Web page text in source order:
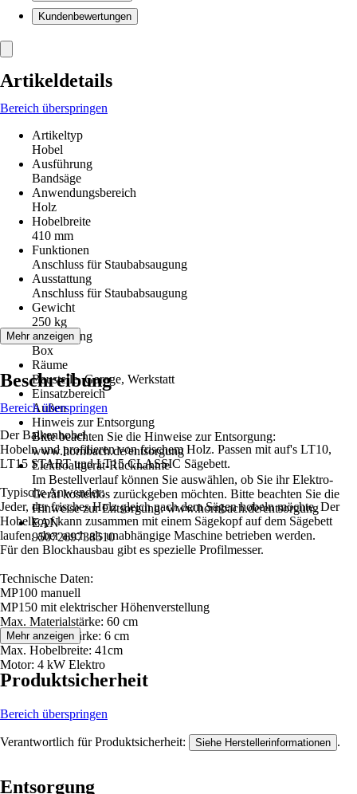
Kundenbewertungen
Artikeldetails
Bereich überspringen
Artikeltyp
Hobel
Ausführung
Bandsäge
Anwendungsbereich
Holz
Hobelbreite
410 mm
Funktionen
Anschluss für Staubabsaugung
Ausstattung
Anschluss für Staubabsaugung
Gewicht
250 kg
Verpackung
Box
Räume
Baustelle, Garage, Werkstatt
Einsatzbereich
Außen
Hinweis zur Entsorgung
Bitte beachten Sie die Hinweise zur Entsorgung:
www.hornbach.de/entsorgung
Elektroaltgerät-Rücknahme
Im Bestellverlauf können Sie auswählen, ob Sie ihr Elektro-
Gerät kostenlos zurückgeben möchten. Bitte beachten Sie die
Hinweise zur Entsorgung: www.hornbach.de/entsorgung
EAN
9507269738510
Mehr anzeigen
Beschreibung
Bereich überspringen
Der Balkenhobel
Hobeln und profilieren von frischem Holz. Passen mit auf's LT10,
LT15 START und LT15 CLASSIC Sägebett.
Typische Anwender:
Jeder, der frisches Holz gleich nach dem Sägen hobeln möchte. Der
Hobelkopf kann zusammen mit einem Sägekopf auf dem Sägebett
laufen, aber auch als unabhängige Maschine betrieben werden.
Für den Blockhausbau gibt es spezielle Profilmesser.
Technische Daten:
MP100 manuell
MP150 mit elektrischer Höhenverstellung
Max. Materialstärke: 60 cm
Min. Materialstärke: 6 cm
Max. Hobelbreite: 41cm
Motor: 4 kW Elektro
Mehr anzeigen
Produktsicherheit
Bereich überspringen
Verantwortlich für Produktsicherheit: Siehe Herstellerinformationen .
Entsorgung